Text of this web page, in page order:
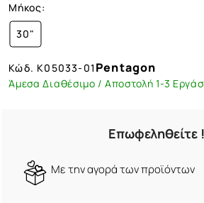
Μήκος:
30"
Κώδ. K05033-01 Pentagon
Άμεσα Διαθέσιμο / Αποστολή 1-3
Επωφεληθείτε !
Mε την αγορά των προϊόντων